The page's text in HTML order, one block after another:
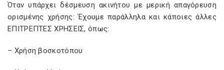
Όταν υπάρχει δέσμευση ακινήτου με μερική απαγόρευση
ορισμένης χρήσης: Έχουμε παράλληλα και κάποιες άλλες
ΕΠΙΤΡΕΠΤΕΣ ΧΡΗΣΕΙΣ, όπως:
– Χρήση βοσκοτόπου